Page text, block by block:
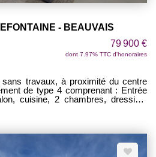
- BEAUVAIS
79 900 €
dont 7.97% TTC d'honoraires
travaux, à proximité du centre
de type 4 comprenant : Entrée
cuisine, 2 chambres, dressing,